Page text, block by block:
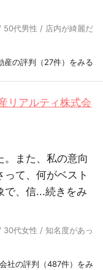
50代男性 / 店内が綺麗だ
産の評判（27件）をみる
リアルティ株式会
。また、私の意向
て、何がベスト
で、信...続きをみ
30代女性 / 知名度があっ
社の評判（487件）をみ